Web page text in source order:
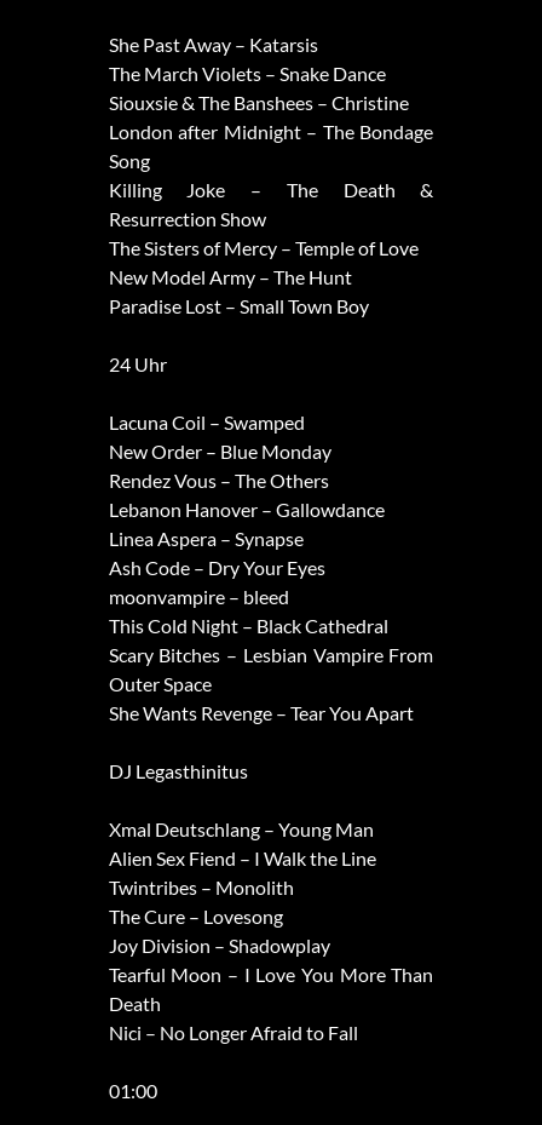
She Past Away – Katarsis
The March Violets – Snake Dance
Siouxsie & The Banshees – Christine
London after Midnight – The Bondage
Song
Killing Joke – The Death &
Resurrection Show
The Sisters of Mercy – Temple of Love
New Model Army – The Hunt
Paradise Lost – Small Town Boy
24 Uhr
Lacuna Coil – Swamped
New Order – Blue Monday
Rendez Vous – The Others
Lebanon Hanover – Gallowdance
Linea Aspera – Synapse
Ash Code – Dry Your Eyes
moonvampire – bleed
This Cold Night – Black Cathedral
Scary Bitches – Lesbian Vampire From
Outer Space
She Wants Revenge – Tear You Apart
DJ Legasthinitus
Xmal Deutschlang – Young Man
Alien Sex Fiend – I Walk the Line
Twintribes – Monolith
The Cure – Lovesong
Joy Division – Shadowplay
Tearful Moon – I Love You More Than
Death
Nici – No Longer Afraid to Fall
01:00